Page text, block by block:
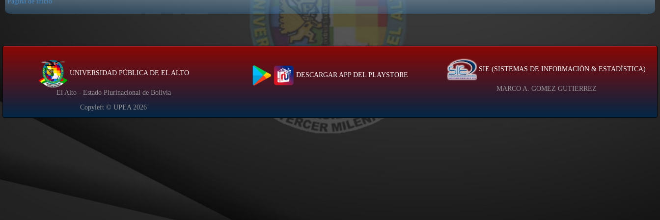
UNIVERSIDAD PÚBLICA DE EL ALTO
El Alto - Estado Plurinacional de Bolivia
Copyleft © UPEA2026
DESCARGAR APP DEL PLAYSTORE
SIE (SISTEMAS DE INFORMACIÓN & ESTADÍSTICA)
MARCO A. GOMEZ GUTIERREZ